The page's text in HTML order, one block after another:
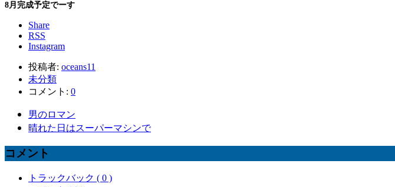
8月完成予定でーす
Share
RSS
Instagram
投稿者: oceans11
未分類
コメント: 0
男のロマン
晴れた日はスーパーマシンで
コメント
トラックバック ( 0 )